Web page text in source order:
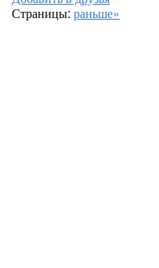
Страницы: раньше»